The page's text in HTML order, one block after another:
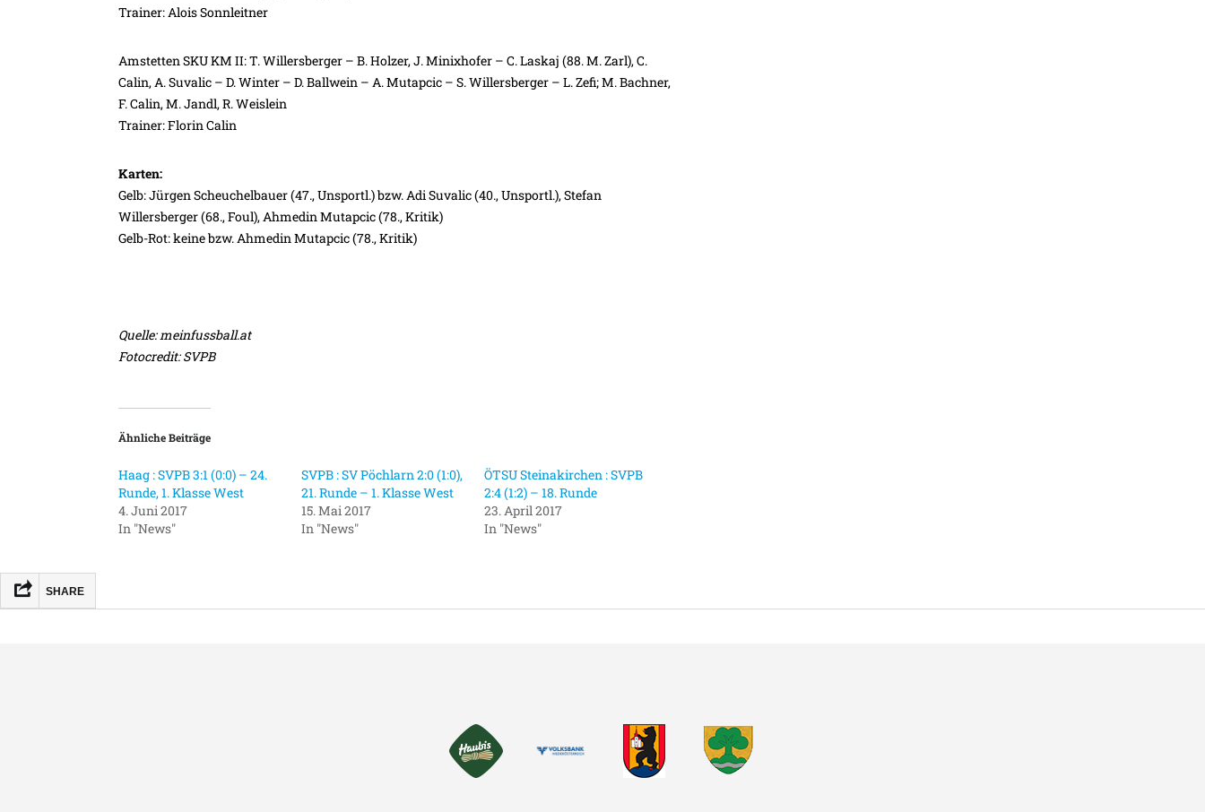
Trainer: Alois Sonnleitner
Amstetten SKU KM II: T. Willersberger – B. Holzer, J. Minixhofer – C. Laskaj (88. M. Zarl), C.
Calin, A. Suvalic – D. Winter – D. Ballwein – A. Mutapcic – S. Willersberger – L. Zefi; M. Bachner,
F. Calin, M. Jandl, R. Weislein
Trainer: Florin Calin
Karten:
Gelb: Jürgen Scheuchelbauer (47., Unsportl.) bzw. Adi Suvalic (40., Unsportl.), Stefan
Willersberger (68., Foul), Ahmedin Mutapcic (78., Kritik)
Gelb-Rot: keine bzw. Ahmedin Mutapcic (78., Kritik)
Quelle: meinfussball.at
Fotocredit: SVPB
Ähnliche Beiträge
Haag : SVPB 3:1 (0:0) – 24.
Runde, 1. Klasse West
4. Juni 2017
In "News"
SVPB : SV Pöchlarn 2:0 (1:0),
21. Runde – 1. Klasse West
15. Mai 2017
In "News"
ÖTSU Steinakirchen : SVPB
2:4 (1:2) – 18. Runde
23. April 2017
In "News"
SHARE